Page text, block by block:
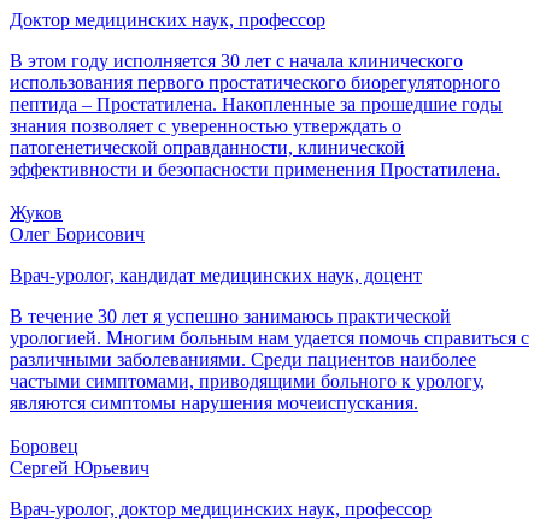
Доктор медицинских наук, профессор
В этом году исполняется 30 лет с начала клинического
использования первого простатического биорегуляторного
пептида – Простатилена. Накопленные за прошедшие годы
знания позволяет с уверенностью утверждать о
патогенетической оправданности, клинической
эффективности и безопасности применения Простатилена.
Жуков
Олег Борисович
Врач-уролог, кандидат медицинских наук, доцент
В течение 30 лет я успешно занимаюсь практической
урологией. Многим больным нам удается помочь справиться с
различными заболеваниями. Среди пациентов наиболее
частыми симптомами, приводящими больного к урологу,
являются симптомы нарушения мочеиспускания.
Боровец
Сергей Юрьевич
Врач-уролог, доктор медицинских наук, профессор